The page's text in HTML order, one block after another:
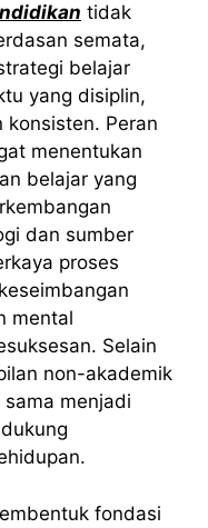
tidak
semata,
belajar
yang disiplin,
Peran
menentukan
belajar yang
dan sumber
proses
mental
Selain
non-akademik
menjadi
fondasi